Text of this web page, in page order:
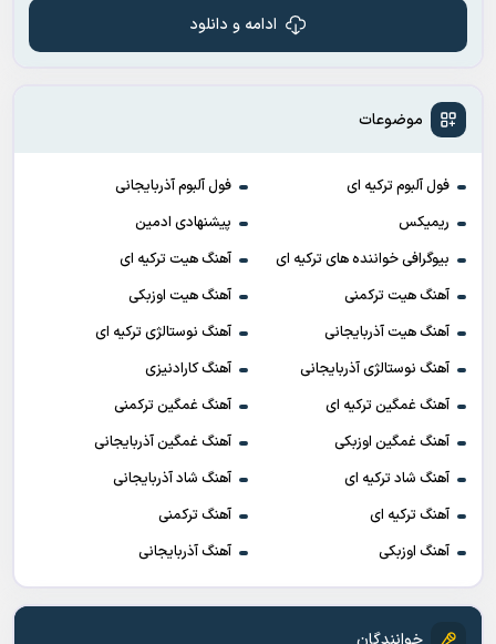
موضوعات
فول آلبوم ترکیه ای
فول آلبوم آذربایجانی
ریمیکس
پیشنهادی ادمین
بیوگرافی خواننده های ترکیه ای
آهنگ هیت ترکیه ای
آهنگ هیت ترکمنی
آهنگ هیت اوزبکی
آهنگ هیت آذربایجانی
آهنگ نوستالژی ترکیه ای
آهنگ نوستالژی آذربایجانی
آهنگ کارادنیزی
آهنگ غمگین ترکیه ای
آهنگ غمگین ترکمنی
آهنگ غمگین اوزبکی
آهنگ غمگین آذربایجانی
آهنگ شاد ترکیه ای
آهنگ شاد آذربایجانی
آهنگ ترکیه ای
آهنگ ترکمنی
آهنگ اوزبکی
آهنگ آذربایجانی
ادامه و دانلود